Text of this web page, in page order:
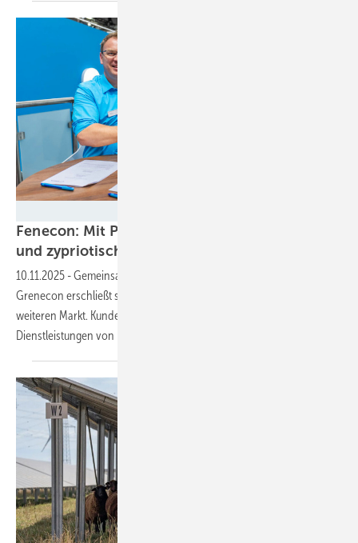
Fenecon: Mit Partnerschaft in den griechischen
und zypriotischen Speichermarkt
10.11.2025 -Gemeinsam mit dem neuen griechischen Partner
Grenecon erschließt sich der bayerische Speicheranbieter einen
weiteren Markt. Kunden profitieren vom gesamten Portfolio und den
Dienstleistungen von